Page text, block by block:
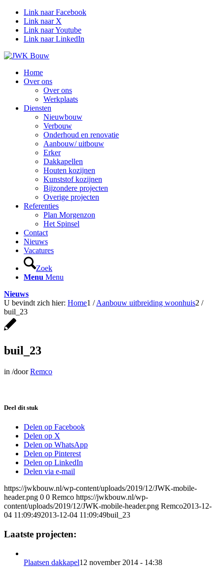
Link naar Facebook
Link naar X
Link naar Youtube
Link naar LinkedIn
Home
Over ons
Over ons
Werkplaats
Diensten
Nieuwbouw
Verbouw
Onderhoud en renovatie
Aanbouw/ uitbouw
Erker
Dakkapellen
Houten kozijnen
Kunststof kozijnen
Bijzondere projecten
Overige projecten
Referenties
Plan Morgenzon
Het Spinsel
Contact
Nieuws
Vacatures
Zoek
Menu Menu
Nieuws
U bevindt zich hier: Home1 / Aanbouw uitbreiding woonhuis2 /
buil_23
buil_23
in /doorRemco
Deel dit stuk
Delen op Facebook
Delen op X
Delen op WhatsApp
Delen op Pinterest
Delen op LinkedIn
Delen via e-mail
https://jwkbouw.nl/wp-content/uploads/2019/12/JWK-mobile-
header.png 0 0 Remco https://jwkbouw.nl/wp-
content/uploads/2019/12/JWK-mobile-header.png Remco2013-12-
04 11:09:492013-12-04 11:09:49buil_23
Laatste projecten:
Plaatsen dakkapel12 november 2014 - 14:38